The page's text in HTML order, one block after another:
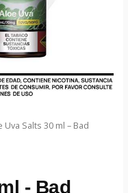
Uva Salts 30 ml – Bad
- Bad